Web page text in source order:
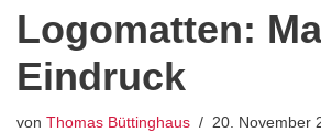
Logomatten:
Eindruck
von Thomas Büttinghaus 20. November